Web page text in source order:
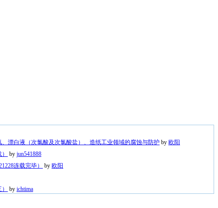
漂白液（次氯酸及次氯酸盐）、造纸工业领域的腐蚀与防护 by 欧阳
by jun541888
连载完毕）
by 欧阳
by ichtima